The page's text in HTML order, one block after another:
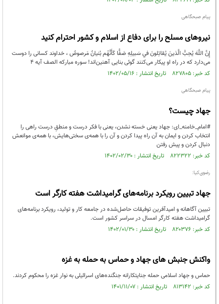
پیام صبحگاهی
نیروهای مسلح را برای دفاع از اسلام و کشور احترام کنید
إِنَّ اللَّهَ يُحِبُّ الَّذينَ يُقاتِلونَ في سَبيلِهِ صَفًّا كَأَنَّهُم بُنيانٌ مَرصوصٌ ، خداوند کسانی را دوست
می‌دارد که در راه او پیکار می‌کنند گوئی بنایی آهنین‌اند! سوره مبارکه الصف آیه ۴
کد خبر: ۸۲۷۸۰۵ تاریخ انتشار : ۱۴۰۲/۰۵/۱۶
پیام صبحگاهی
جهاد چیست؟
#امام_خامنه_ای: جهاد یعنی خسته نشدن، یعنی با فکر درست و منطقِ درست راهی را
انتخاب کردن و ایمان به آن راه پیدا کردن و آن را با همه‌ی سختی‌هایش، با همه‌ی موانعش
دنبال کردن و پیش رفتن
کد خبر: ۸۲۲۳۲۲ تاریخ انتشار : ۱۴۰۲/۰۲/۳۰
رضوی‌کیا:
جهاد تبیین رویکرد برنامه‌های گرامیداشت هفته کارگر است
تبیین آگاهانه و امیدآفرین توفیقات حاصل‌شده در جامعه کار و تولید، رویکرد برنامه‌های
گرامیداشت هفته کارگر امسال در سراسر کشور است.
کد خبر: ۸۲۰۳۷۶ تاریخ انتشار : ۱۴۰۲/۰۱/۳۰
واکنش جنبش های جهاد و حماس به حمله به غزه
حماس و جهاد اسلامی حمله جنایتکارانه جنگنده‌های اسرائیلی به نوار غزه را محکوم کردند.
کد خبر: ۸۱۳۱۴۲ تاریخ انتشار : ۱۴۰۱/۱۱/۰۷